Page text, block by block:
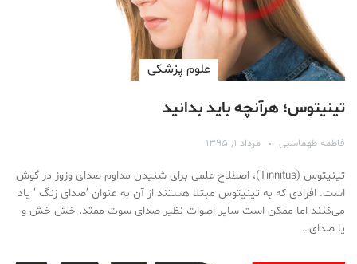
علوم پزشكی
تینیتوس؛ هرآنچه باید بدانید
فاطمه طهماسبی مرداد ۱, ۱۳۹۵
تینیتوس (Tinnitus)، اصطلاح علمی برای شنیدن مداوم صدای وزوز در گوش
است. افرادی که به تینیتوس مبتلا هستند از آن به عنوان ‘صدای زنگ ‘ یاد
می‌کنند اما ممکن است سایر اصوات نظیر صدای سوت ممتد، خش خش و
یا صدای…